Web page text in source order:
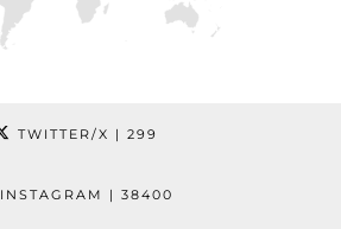
TWITTER/X | 299
INSTAGRAM | 38400